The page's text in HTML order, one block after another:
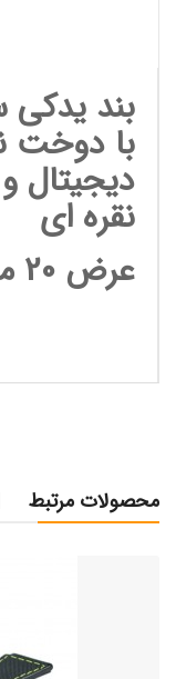
بند
با دوخت
دیجیتال
نقره ای
عرض 20 میل
محصولات مرتبط